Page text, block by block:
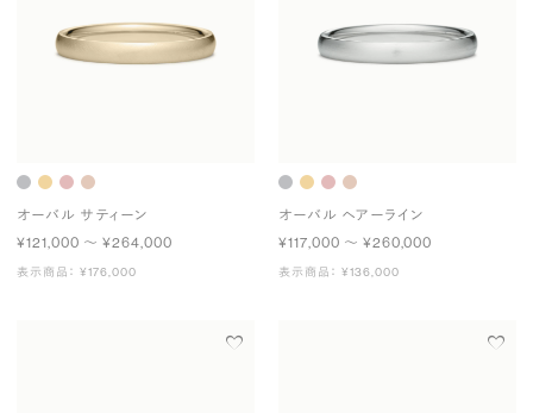
オーバル サティーン
¥121,000 〜 ¥264,000
表示商品： ¥176,000
オーバル ヘアーライン
¥117,000 〜 ¥260,000
表示商品： ¥136,000